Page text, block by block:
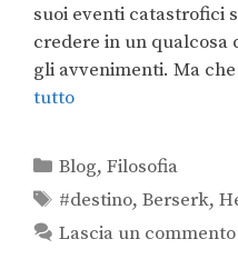
suoi eventi catastrofici
credere in un qualcosa
gli avvenimenti. Ma che
tutto
Blog,Filosofia
#destino,Berserk,
Lascia un commento